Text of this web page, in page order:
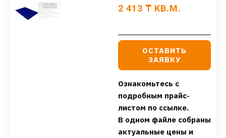
2 413 ₸ КВ.М.
ОСТАВИТЬ
ЗАЯВКУ
Ознакомьтесь с
подробным прайс-
листом по ссылке.
В одном файле собраны
актуальные цены и